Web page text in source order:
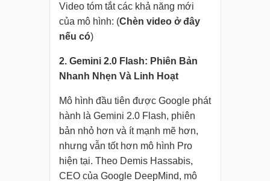
Video tóm tắt các khả năng mới
của mô hình: (Chèn video ở đây
nếu có)
2. Gemini 2.0 Flash: Phiên Bản
Nhanh Nhẹn Và Linh Hoạt
Mô hình đầu tiên được Google phát
hành là Gemini 2.0 Flash, phiên
bản nhỏ hơn và ít mạnh mẽ hơn,
nhưng vẫn tốt hơn mô hình Pro
hiện tại. Theo Demis Hassabis,
CEO của Google DeepMind, mô